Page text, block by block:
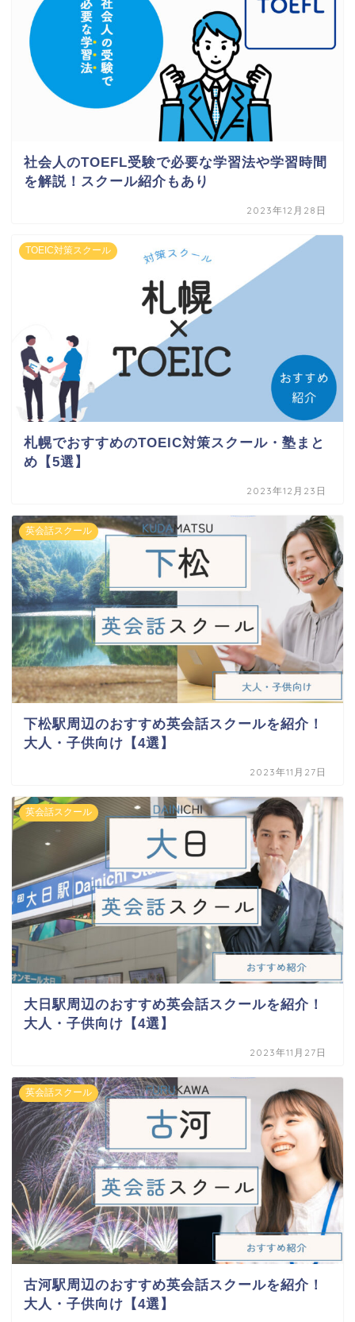
社会人のTOEFL受験で必要な学習法や学習時間
を解説！スクール紹介もあり
2023年12月28日
TOEIC対策スクール
札幌でおすすめのTOEIC対策スクール・塾まと
め【5選】
2023年12月23日
英会話スクール
下松駅周辺のおすすめ英会話スクールを紹介！
大人・子供向け【4選】
2023年11月27日
英会話スクール
大日駅周辺のおすすめ英会話スクールを紹介！
大人・子供向け【4選】
2023年11月27日
英会話スクール
古河駅周辺のおすすめ英会話スクールを紹介！
大人・子供向け【4選】